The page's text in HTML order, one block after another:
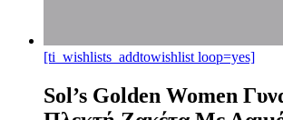
[ti_wishlists_addtowishlist loop=yes]
Sol’s Golden Women